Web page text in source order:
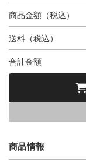
商品金額（税込）
送料（税込）
合計金額
商品情報